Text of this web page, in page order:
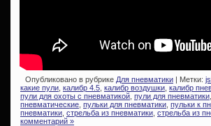
Опубликовано в рубрике Для пневматики | Метки:
какие пули калибр 4.5 калибр воздушки калибр
пули для охоты с пневматикой пули для пневматики
пневматические пульки для пневматики пульки к
пневматики стрельба из пневматики стрельба из
комментарий »